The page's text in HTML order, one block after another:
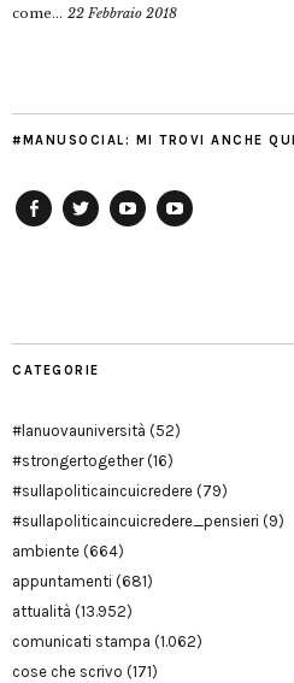
come... 22 Febbraio 2018
#MANUSOCIAL: MI TROVI ANCHE QUI
CATEGORIE
#lanuovauniversità (52)
#strongertogether(16)
#sullapoliticaincuicredere (79)
#sullapoliticaincuicredere_pensieri (9)
ambiente (664)
appuntamenti (681)
attualità (13.952)
comunicati stampa (1.062)
cose che scrivo (171)